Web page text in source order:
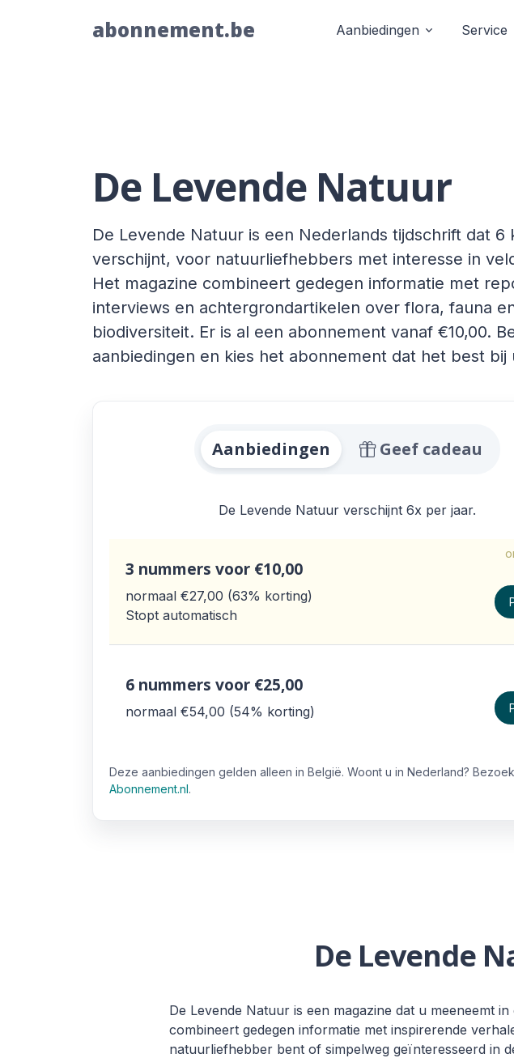
abonnement.be Aanbiedingen Service
De Levende Natuur
De Levende Natuur is een Nederlands tijdschrift dat 6
verschijnt, voor natuurliefhebbers met interesse in
Het magazine combineert gedegen informatie met
interviews en achtergrondartikelen over flora, fauna
biodiversiteit. Er is al een abonnement vanaf €10,00.
aanbiedingen en kies het abonnement dat het best bij
Alle De Levende Natuur
Aanbiedingen Geef cadeau
De Levende Natuur verschijnt 6x per jaar.
3 nummers voor €10,00
normaal €27,00 63% korting
Stopt automatisch
6 nummers voor €25,00
normaal €54,00 54% korting
Deze aanbiedingen gelden alleen in België. Woont u in Nederland?
Abonnement.nl.
De Levende
De Levende Natuur is een magazine dat u meeneemt
combineert gedegen informatie met inspirerende
natuurliefhebber bent of simpelweg geïnteresseerd in